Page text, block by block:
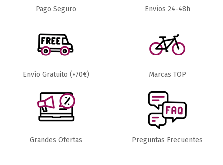
MAILLOT
GOBIK
STARK
MUJER
56,00 €
Añadir al carrito
MAILLOT
ASTRAL
79,00 €
Pago Seguro Envíos 24-48h
Envío Gratuito (+70€) Marcas TOP
Grandes Ofertas Preguntas Frecuentes